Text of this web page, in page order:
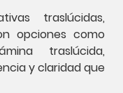
traslúcidas,
opciones como
traslúcida,
y claridad que